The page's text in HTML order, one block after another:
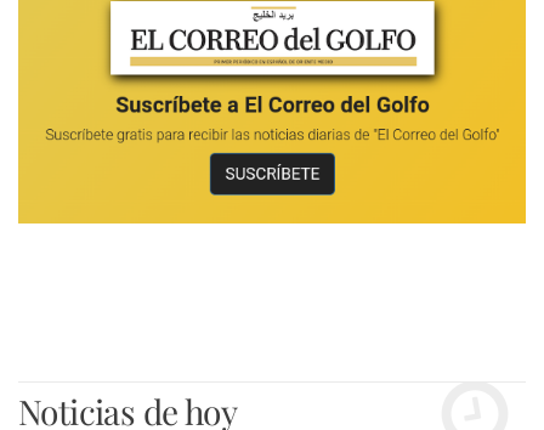
Noticias de hoy